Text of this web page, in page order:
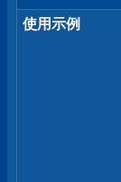
使用示例